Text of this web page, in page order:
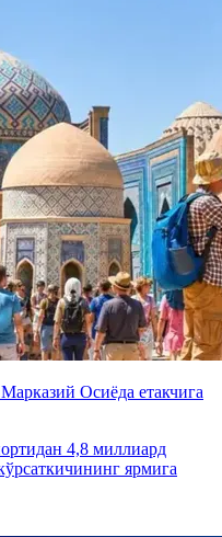
Осиёда етакчига
4,8 миллиард
ярмига